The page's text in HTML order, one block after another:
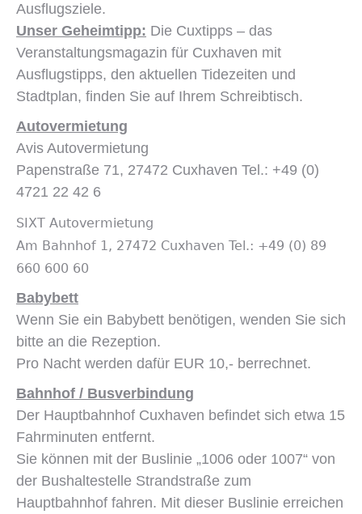
Ausflugsziele.
Unser Geheimtipp: Die Cuxtipps – das
Veranstaltungsmagazin für Cuxhaven mit
Ausflugstipps, den aktuellen Tidezeiten und
Stadtplan, finden Sie auf Ihrem Schreibtisch.
Autovermietung
Avis Autovermietung
Papenstraße 71, 27472 Cuxhaven Tel.: +49 (0)
4721 22 42 6
SIXT Autovermietung
Am Bahnhof 1, 27472 Cuxhaven Tel.: +49 (0) 89
660 600 60
Babybett
Wenn Sie ein Babybett benötigen, wenden Sie sich
bitte an die Rezeption.
Pro Nacht werden dafür EUR 10,- berrechnet.
Bahnhof / Busverbindung
Der Hauptbahnhof Cuxhaven befindet sich etwa 15
Fahrminuten entfernt.
Sie können mit der Buslinie „1006 oder 1007“ von
der Bushaltestelle Strandstraße zum
Hauptbahnhof fahren. Mit dieser Buslinie erreichen